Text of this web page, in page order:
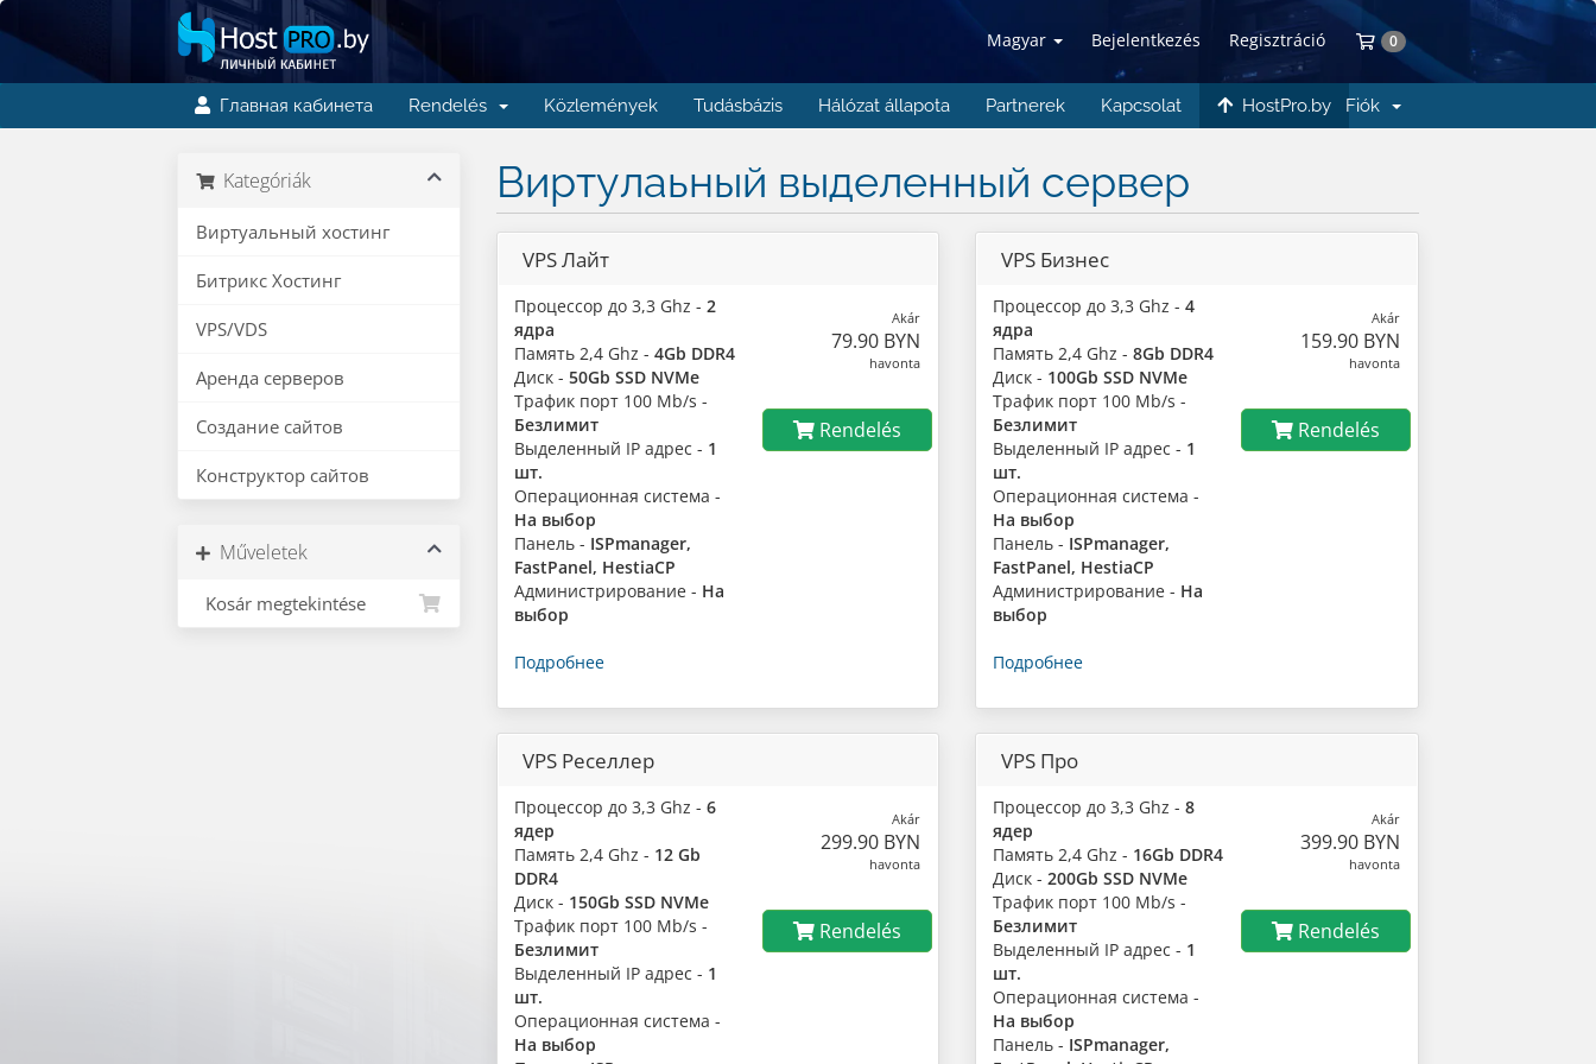
Magyar Bejelentkezés Regisztráció 0 Bevásárlókosár
Главная кабинета Rendelés Közlemények Tudásbázis Hálózat állapota Partnerek Kapcsolat HostPro.by Fiók
Kategóriák
Виртуальный хостинг
Битрикс Хостинг
VPS/VDS
Аренда серверов
Создание сайтов
Конструктор сайтов
Műveletek
Kosár megtekintése
Виртулаьный выделенный сервер
VPS Лайт
Процессор до 3,3 Ghz - 2
ядра
Память 2,4 Ghz - 4Gb DDR4
Диск -50Gb SSD NVMe
Трафик порт 100 Mb/s -
Безлимит
Выделенный IP адрес - 1
шт.
Операционная система -
На выбор
Панель - ISPmanager,
FastPanel, HestiaCP
Администрирование - На
выбор
Подробнее
Akár
79.90 BYN
havonta
Rendelés
VPS Бизнес
Процессор до 3,3 Ghz - 4
ядра
Память 2,4 Ghz - 8Gb DDR4
Диск - 100Gb SSD NVMe
Трафик порт 100 Mb/s -
Безлимит
Выделенный IP адрес - 1
шт.
Операционная система -
На выбор
Панель - ISPmanager,
FastPanel, HestiaCP
Администрирование - На
выбор
Подробнее
Akár
159.90 BYN
havonta
Rendelés
VPS Реселлер
Процессор до 3,3 Ghz -6
ядер
Память 2,4 Ghz - 12 Gb
DDR4
Диск - 150Gb SSD NVMe
Трафик порт 100 Mb/s -
Безлимит
Выделенный IP адрес - 1
шт.
Операционная система -
На выбор
Akár
299.90 BYN
havonta
Rendelés
VPS Про
Процессор до 3,3 Ghz -8
ядер
Память 2,4 Ghz - 16Gb DDR4
Диск -200Gb SSD NVMe
Трафик порт 100 Mb/s -
Безлимит
Выделенный IP адрес - 1
шт.
Операционная система -
На выбор
Панель - ISPmanager,
Akár
399.90 BYN
havonta
Rendelés